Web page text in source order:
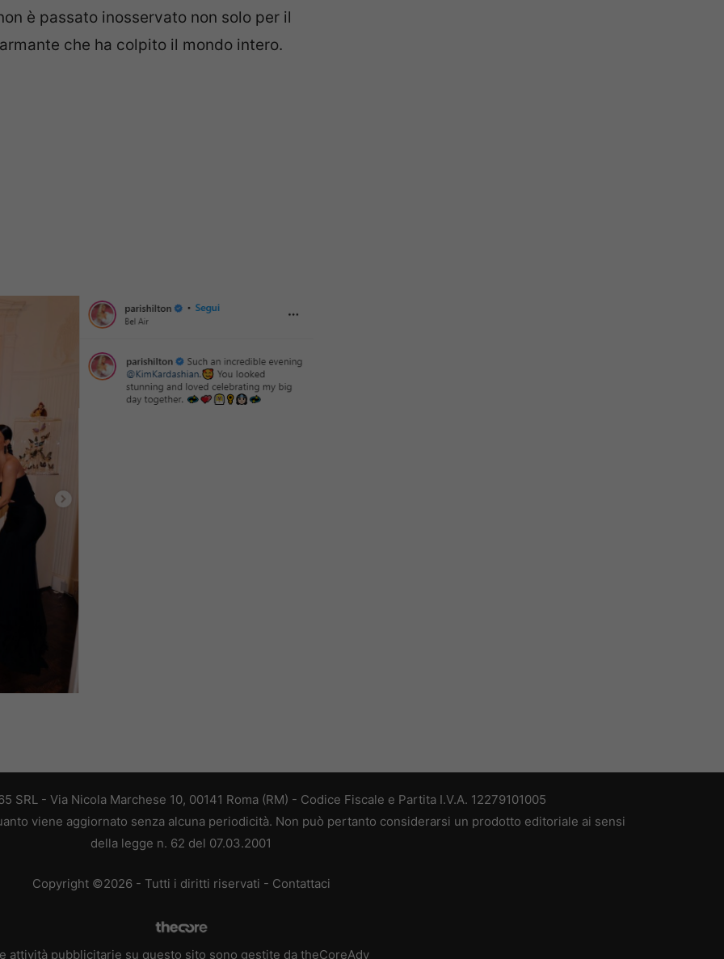
è passato inosservato non solo per il
che ha colpito il mondo intero.
SRL - Via Nicola Marchese 10, 00141 Roma (RM) - Codice Fiscale e Partita I.V.A. 12279101005
viene aggiornato senza alcuna periodicità. Non può pertanto considerarsi un prodotto editoriale ai sensi
della legge n. 62 del 07.03.2001
Copyright ©2026 - Tutti i diritti riservati - Contattaci
attività pubblicitarie su questo sito sono gestite da theCoreAdv